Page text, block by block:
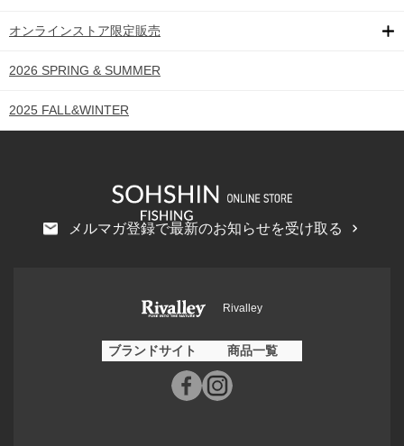
オンラインストア限定販売
2026 SPRING & SUMMER
2025 FALL&WINTER
メルマガ登録で最新のお知らせを受け取る
Rivalley
ブランドサイト 商品一覧